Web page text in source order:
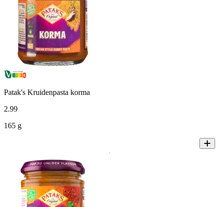
Patak's Kruidenpasta korma
2.99
165 g